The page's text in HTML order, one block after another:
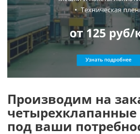
Производим на
четырехклапанные
под ваши